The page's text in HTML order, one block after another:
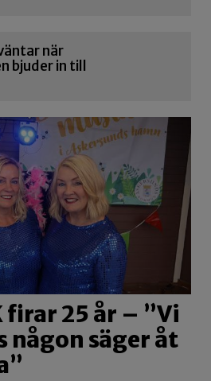
när
bjuder in till
firar 25 år – ”Vi
någon säger åt